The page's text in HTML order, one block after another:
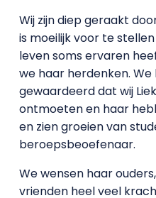
Wij zijn diep geraakt
is moeilijk voor te
leven soms ervaren
we haar herdenken.
gewaardeerd dat wij
ontmoeten en haar
en zien groeien van
beroepsbeoefenaar.
We wensen haar
vrienden heel veel